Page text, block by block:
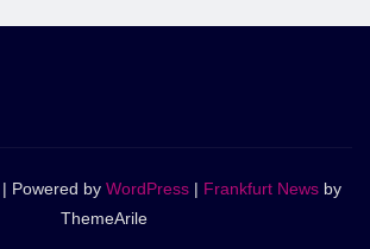
Powered by WordPress | Frankfurt News by
ThemeArile